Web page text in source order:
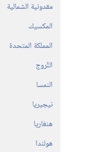
مقدونية الشمالية
المكسيك
المملكة المتحدة
النَّروج
النمسا
نيجيريا
هنغاريا
هولندا